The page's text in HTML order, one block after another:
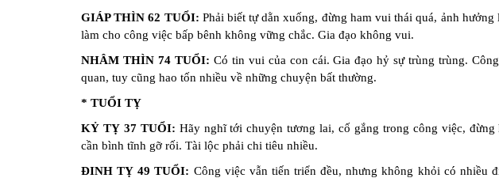
GIÁP THÌN 62 TUỔI: Phải biết tự dằn xuống, đừng ham vui thái quá, ảnh
làm cho công việc bấp bênh không vững chắc. Gia đạo không vui.
NHÂM THÌN 74 TUỔI: Có tin vui của con cái. Gia đạo hỷ sự trùng trùng.
quan, tuy cũng hao tốn nhiều về những chuyện bất thường.
* TUỔI TỴ
KỶ TỴ 37 TUỔI: Hãy nghĩ tới chuyện tương lai, cố gắng trong công việc,
cần bình tĩnh gỡ rối. Tài lộc phải chi tiêu nhiều.
ĐINH TỴ 49 TUỔI: Công việc vẫn tiến triển đều, nhưng không khỏi có nhiều